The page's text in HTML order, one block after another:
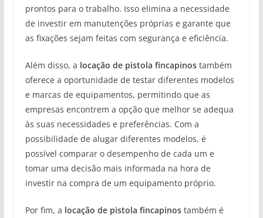
prontos para o trabalho. Isso elimina a necessidade
de investir em manutenções próprias e garante que
as fixações sejam feitas com segurança e eficiência.
Além disso, a locação de pistola fincapinostambém
oferece a oportunidade de testar diferentes modelos
e marcas de equipamentos, permitindo que as
empresas encontrem a opção que melhor se adequa
às suas necessidades e preferências. Com a
possibilidade de alugar diferentes modelos, é
possível comparar o desempenho de cada um e
tomar uma decisão mais informada na hora de
investir na compra de um equipamento próprio.
Por fim, a locação de pistola fincapinostambém é